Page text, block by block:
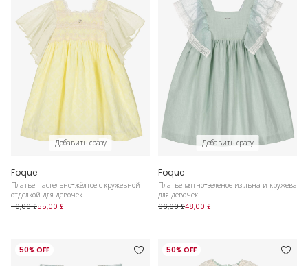
Добавить сразу
Foque
Платье пастельно-жёлтое с кружевной
отделкой для девочек
110,00 £55,00 £
Добавить сразу
Foque
Платье мятно-зеленое из льна и кружева
для девочек
96,00 £48,00 £
50% OFF 50% OFF